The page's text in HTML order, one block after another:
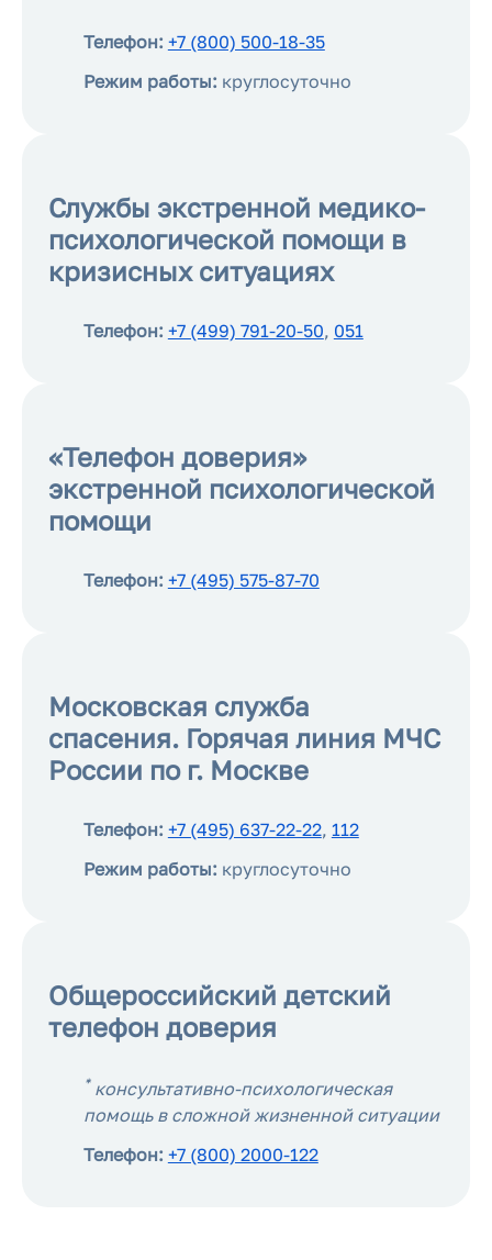
Телефон: +7 (800) 500-18-35
Режим работы: круглосуточно
Службы экстренной медико-
психологической помощи в
кризисных ситуациях
Телефон: +7 (499) 791-20-50, 051
«Телефон доверия»
экстренной психологической
помощи
Телефон: +7 (495) 575-87-70
Московская служба
спасения. Горячая линия МЧС
России по г. Москве
Телефон: +7 (495) 637-22-22, 112
Режим работы: круглосуточно
Общероссийский детский
телефон доверия
*консультативно-психологическая
помощь в сложной жизненной ситуации
Телефон: +7 (800) 2000-122